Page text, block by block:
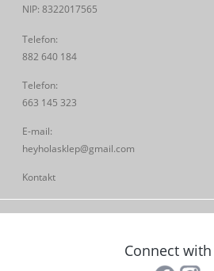
NIP: 8322017565
Telefon:
882 640 184
Telefon:
663 145 323
E-mail:
heyholasklep@gmail.com
Kontakt
Connect